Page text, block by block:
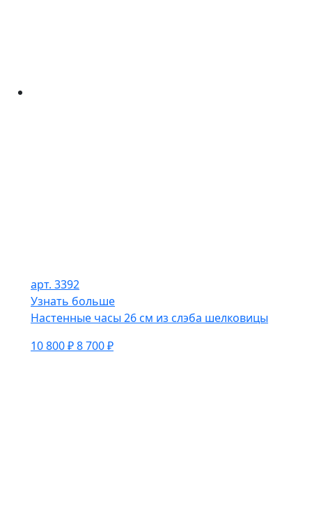
арт. 3392
Узнать больше
Настенные часы 26 см из слэба шелковицы
10 800 ₽8 700 ₽